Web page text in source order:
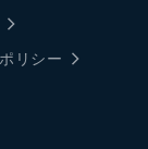
リシー